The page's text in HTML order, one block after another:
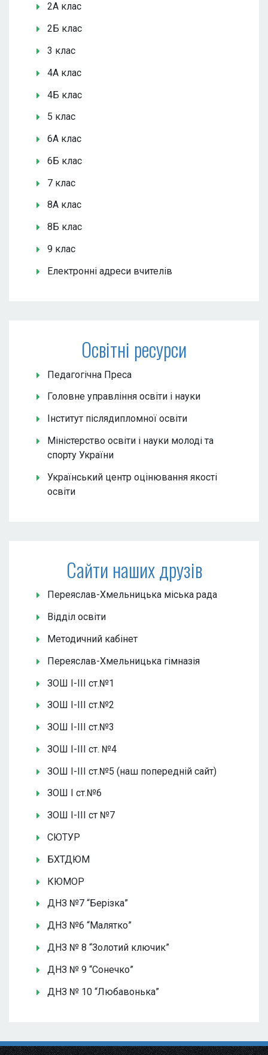
2А клас
2Б клас
3 клас
4А клас
4Б клас
5 клас
6А клас
6Б клас
7 клас
8А клас
8Б клас
9 клас
Електронні адреси вчителів
Освітні ресурси
Педагогічна Преса
Головне управління освіти і науки
Інститут післядипломної освіти
Міністерство освіти і науки молоді та
спорту України
Український центр оцінювання якості
освіти
Сайти наших друзів
Переяслав-Хмельницька міська рада
Відділ освіти
Методичний кабінет
Переяслав-Хмельницька гімназія
ЗОШ І-ІІІ ст.№1
ЗОШ І-ІІІ ст.№2
ЗОШ І-ІІІ ст.№3
ЗОШ І-ІІІ ст. №4
ЗОШ І-ІІІ ст.№5 (наш попередній сайт)
ЗОШ І ст.№6
ЗОШ І-ІІІ ст №7
СЮТУР
БХТДЮМ
КЮМОР
ДНЗ №7 “Берізка”
ДНЗ №6 “Малятко”
ДНЗ № 8 “Золотий ключик”
ДНЗ № 9 “Сонечко”
ДНЗ № 10 “Любавонька”